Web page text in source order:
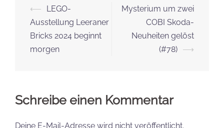
Beitrags-
Navigation
⟵
LEGO-
Ausstellung Leeraner
Bricks 2024 beginnt
morgen
Mysterium um zwei
COBI Skoda-
Neuheiten gelöst
(#78) ⟶
Schreibe einen Kommentar
Deine E-Mail-Adresse wird nicht veröffentlicht.